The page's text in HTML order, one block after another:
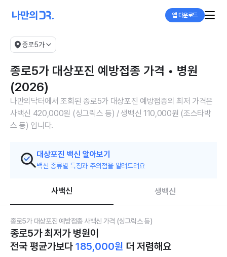
앱 다운로드
종로5가
종로5가 대상포진 예방접종 가격 • 병원
(2026)
나만의닥터에서 조회된 종로5가 대상포진 예방접종의 최저 가격은
사백신 420,000원 (싱그릭스 등) / 생백신 110,000원 (조스타박
스 등) 입니다.
대상포진 백신 알아보기
백신 종류별 특징과 주의점을 알려드려요
사백신 생백신
종로5가 대상포진 예방접종 사백신 가격 (싱그릭스 등)
종로5가 최저가 병원이
전국 평균가보다 185,000원 더 저렴해요